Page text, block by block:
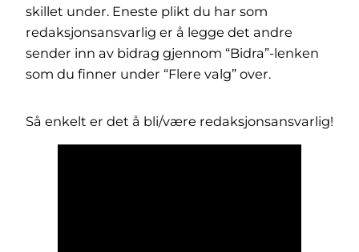
skillet under. Eneste plikt du har som
redaksjonsansvarlig er å legge det andre
sender inn av bidrag gjennom “Bidra”-lenken
som du finner under “Flere valg” over.
Så enkelt er det å bli/være redaksjonsansvarlig!